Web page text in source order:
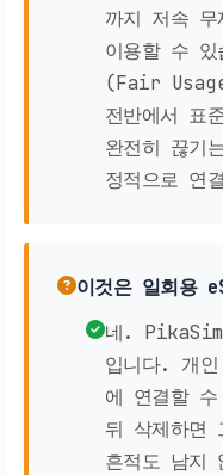
까지 저속 무
이용할 수
(Fair
전반에서 표
완전히 끊기
정적으로 연
이것은 일회용
네. PikaSim
입니다. 개
에 연결할
뒤 삭제하면
흔적도 남지